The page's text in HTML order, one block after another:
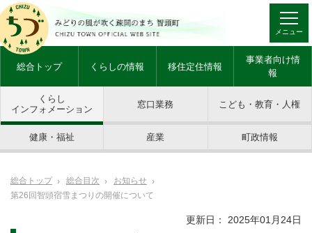
メニュー
総合トップ くらしの情報 移住定住情報
事業者向け情
報
くらし
インフォメーション
窓口業務 こども・教育・人権
健康・福祉 産業 町政情報
総合トップ 総合目次
お知らせ
第26回智頭宿雪まつりの開催について
更新日： 2025年01月24日